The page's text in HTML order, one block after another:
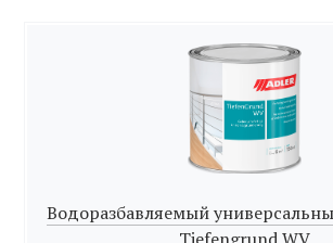
Водоразбавляемый